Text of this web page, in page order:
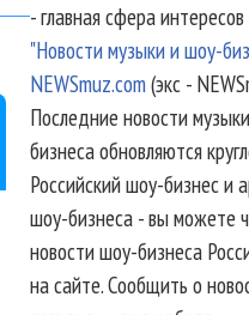
- главная сфера
"Новости музыки и шоу-
NEWSmuz.com(экс -
Последние новости
бизнеса обновляются
Российский шоу-бизнес и
шоу-бизнеса - вы можете
новости шоу-бизнеса
на сайте. Сообщить о